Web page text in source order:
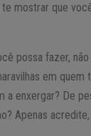
mostrar que
possa fazer,
em quem
a enxergar? De
Apenas